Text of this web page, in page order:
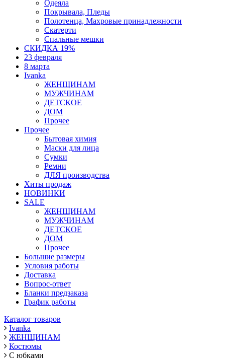
Одеяла
Покрывала, Пледы
Полотенца, Махровые принадлежности
Скатерти
Спальные мешки
СКИДКА 19%
23 февраля
8 марта
Ivanka
ЖЕНЩИНАМ
МУЖЧИНАМ
ДЕТСКОЕ
ДОМ
Прочее
Прочее
Бытовая химия
Маски для лица
Сумки
Ремни
ДЛЯ производства
Хиты продаж
НОВИНКИ
SALE
ЖЕНЩИНАМ
МУЖЧИНАМ
ДЕТСКОЕ
ДОМ
Прочее
Большие размеры
Условия работы
Доставка
Вопрос-ответ
Бланки предзаказа
График работы
Каталог товаров
Ivanka
ЖЕНЩИНАМ
Костюмы
С юбками